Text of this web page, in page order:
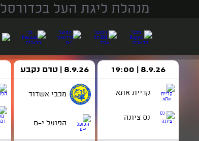
מנהלת ליגת העל בכדורסל
8.9.26 | 19:00
קריית אתא
נס ציונה
8.9.26 | טרם נקבע
מכבי אשדוד
הפועל י-ם